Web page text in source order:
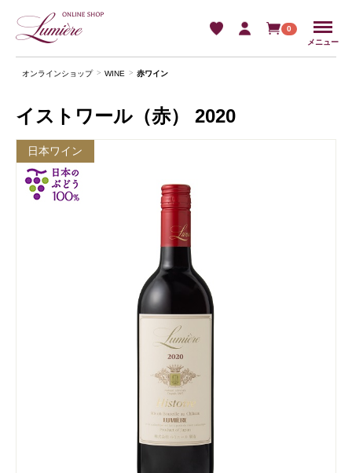
0
メニュー
オンラインショップ WINE ⾚ワイン
イストワール（赤） 2020
日本ワイン